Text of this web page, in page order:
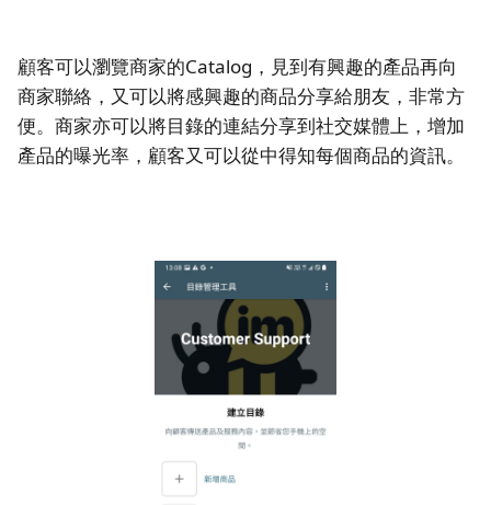
顧客可以瀏覽商家的Catalog，見到有興趣的產品再向
商家聯絡，又可以將感興趣的商品分享給朋友，非常方
便。商家亦可以將目錄的連結分享到社交媒體上，增加
產品的曝光率，顧客又可以從中得知每個商品的資訊。